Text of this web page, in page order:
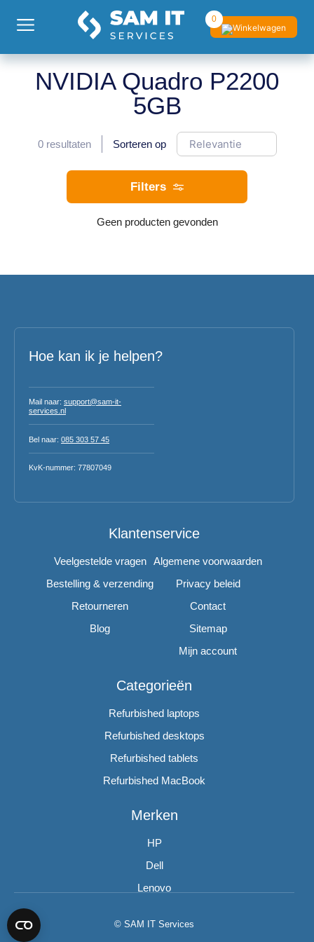
0
NVIDIA Quadro P2200
5GB
0resultaten Sorteren op
Filters
Geen producten gevonden
Hoe kan ik je helpen?
Mail naar: support@sam-it-
services.nl
Bel naar: 085 303 57 45
KvK-nummer: 77807049
Klantenservice
Veelgestelde vragen
Bestelling & verzending
Retourneren
Blog
Algemene voorwaarden
Privacy beleid
Contact
Sitemap
Mijn account
Categorieën
Refurbished laptops
Refurbished desktops
Refurbished tablets
Refurbished MacBook
Merken
HP
Dell
Lenovo
© SAM IT Services